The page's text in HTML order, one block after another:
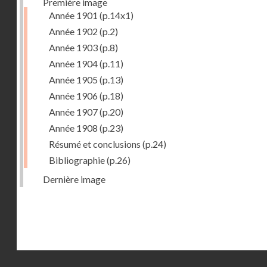
Année 1901 (p.14x1)
Année 1902 (p.2)
Année 1903(p.8)
Année 1904(p.11)
Année 1905 (p.13)
Année 1906 (p.18)
Année 1907(p.20)
Année 1908 (p.23)
Résumé et conclusions (p.24)
Bibliographie(p.26)
Dernière image